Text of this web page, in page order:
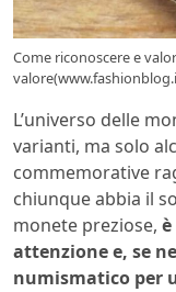
Come riconoscere e
L’universo delle
varianti, ma solo
commemorative
chiunque abbia il
monete preziose,
attenzione e, se
numismatico per